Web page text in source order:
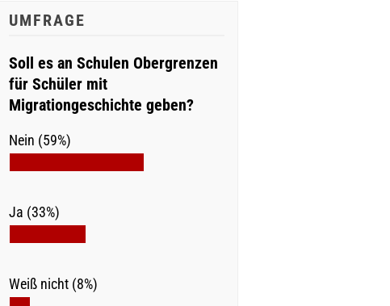
UMFRAGE
Soll es an Schulen Obergrenzen
für Schüler mit
Migrationgeschichte geben?
Nein (59%)
Ja (33%)
Weiß nicht (8%)